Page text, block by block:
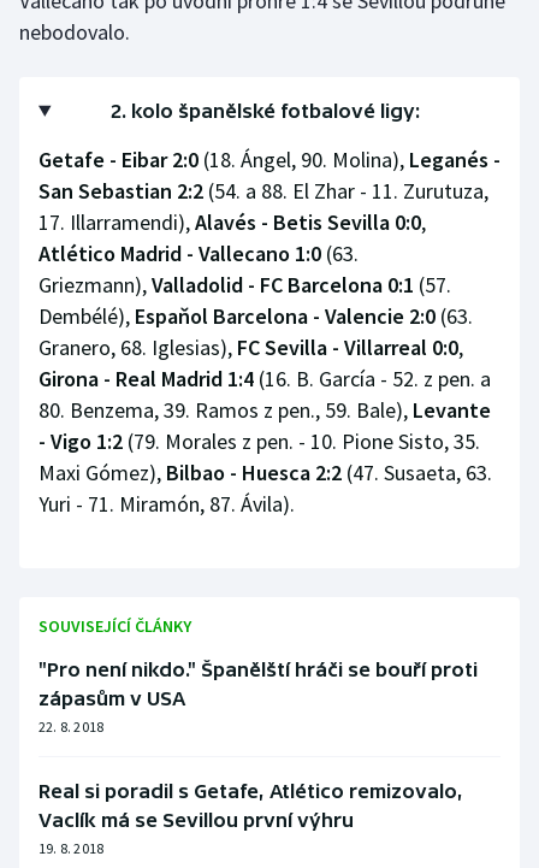
nebodovalo.
2. kolo španělské fotbalové ligy:
Getafe - Eibar 2:0 (18. Ángel, 90. Molina), Leganés -
San Sebastian 2:2 (54. a 88. El Zhar - 11. Zurutuza,
17. Illarramendi),Alavés - Betis Sevilla 0:0,
Atlético Madrid - Vallecano 1:0 (63.
Griezmann),Valladolid - FC Barcelona 0:1 (57.
Dembélé), Espaňol Barcelona - Valencie 2:0 (63.
Granero, 68. Iglesias), FC Sevilla - Villarreal 0:0,
Girona - Real Madrid 1:4 (16. B. García - 52. z pen. a
80. Benzema, 39. Ramos z pen., 59. Bale), Levante
- Vigo 1:2 (79. Morales z pen. - 10. Pione Sisto, 35.
Maxi Gómez), Bilbao - Huesca 2:2 (47. Susaeta, 63.
Yuri - 71. Miramón, 87. Ávila).
SOUVISEJÍCÍ ČLÁNKY
"Pro není nikdo." Španělští hráči se bouří proti
zápasům v USA
22. 8. 2018
Real si poradil s Getafe, Atlético remizovalo,
Vaclík má se Sevillou první výhru
19. 8. 2018